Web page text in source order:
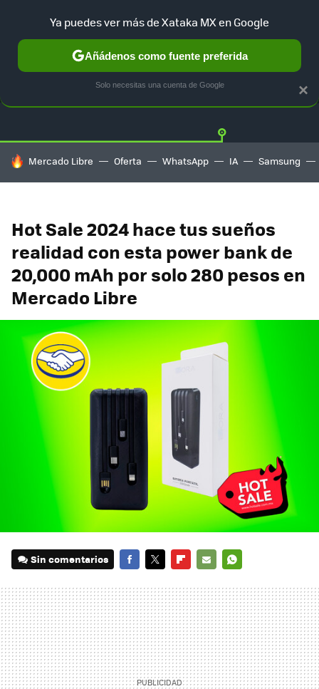
GUÍA DE COMPRAS MERCADO LIBRE
HOY SE HABLA DE
Mercado Libre Oferta WhatsApp IA Samsung
Hot Sale 2024 hace tus sueños
realidad con esta power bank de
20,000 mAh por solo 280 pesos en
Mercado Libre
Sin comentarios
MAIL
×
Ya puedes ver más de Xataka MX en Google
Añádenos como fuente preferida
Solo necesitas una cuenta de Google